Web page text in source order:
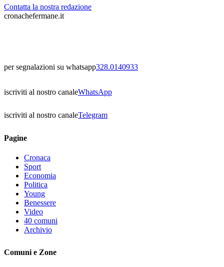
Contatta la nostra redazione
cronachefermane.it
per segnalazioni su whatsapp328.0140933
iscriviti al nostro canaleWhatsApp
iscriviti al nostro canaleTelegram
Pagine
Cronaca
Sport
Economia
Politica
Young
Benessere
Video
40 comuni
Archivio
Comuni e Zone